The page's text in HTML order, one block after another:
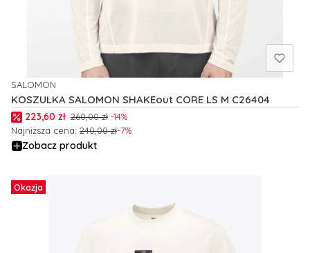
KOSZULKA SALOMON SHAKEout CORE LS M C26404
PRODUCENT
SALOMON
Cena promocyjna
223,60 zł 260,00 zł -14%
Najniższa cena: 240,00 zł-7%
Zobacz produkt
Okazja